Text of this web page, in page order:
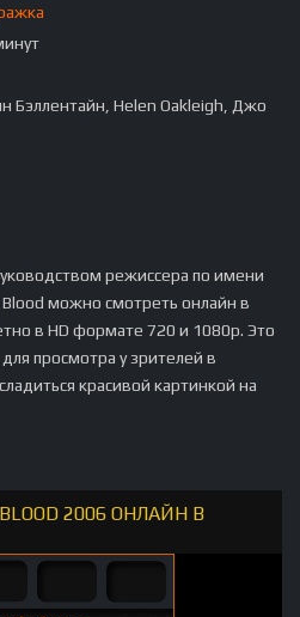
Бэллентайн, Helen Oakleigh, Джо
режиссера по имени
можно смотреть онлайн в
в HD формате 720 и 1080p. Это
просмотра у зрителей в
красивой картинкой на
2006 ОНЛАЙН В